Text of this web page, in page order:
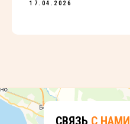
17.04.2026
СВЯЗЬ С НАМИ